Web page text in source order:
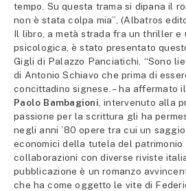
tempo. Su questa trama si dipana il
non è stata colpa mia”, (Albatros
Il libro, a metà strada fra un thriller e
psicologica, è stato presentato
Gigli di Palazzo Panciatichi. “Sono
di Antonio Schiavo che prima di
concittadino signese. – ha affermato
Paolo Bambagioni , intervenuto alla
passione per la scrittura gli ha
negli anni ’80 opere tra cui un
economici della tutela del
collaborazioni con diverse riviste
pubblicazione è un romanzo
che ha come oggetto le vite di